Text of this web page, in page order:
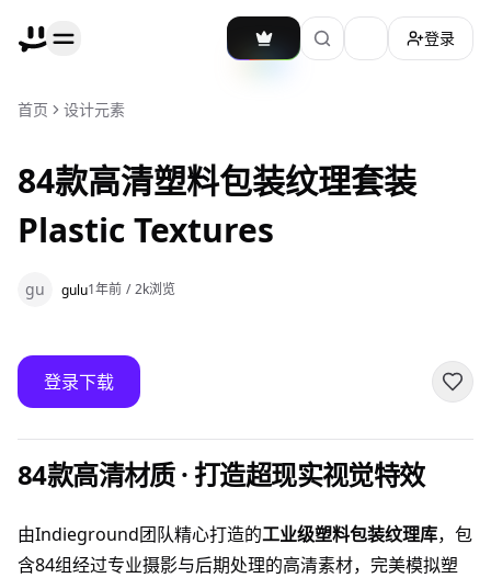
加载主题切换
登录
首页 设计元素
84款高清塑料包装纹理套装
Plastic Textures
gu gulu1年前 / 2k浏览
登录下载
84款高清材质 · 打造超现实视觉特效
由Indieground团队精心打造的工业级塑料包装纹理库，包
含84组经过专业摄影与后期处理的高清素材，完美模拟塑